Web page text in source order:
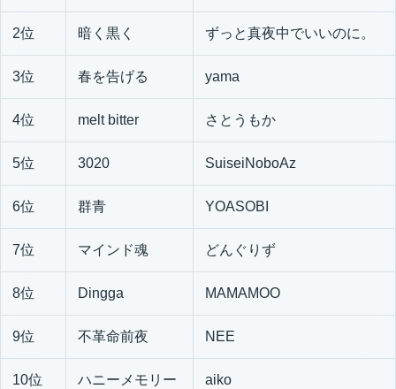
2位 暗く黒く ずっと真夜中でいいのに。
3位 春を告げる yama
4位 melt bitter さとうもか
5位 3020 SuiseiNoboAz
6位 群青 YOASOBI
7位 マインド魂 どんぐりず
8位 Dingga MAMAMOO
9位 不革命前夜 NEE
10位 ハニーメモリー aiko